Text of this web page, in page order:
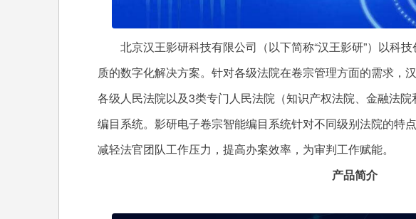
北京汉王影研科技有限公司（以下简称“汉王影研”）以科
质的数字化解决方案。针对各级法院在卷宗管理方面的需求，
各级人民法院以及3类专门人民法院（知识产权法院、金融法
编目系统。影研电子卷宗智能编目系统针对不同级别法院的特
减轻法官团队工作压力，提高办案效率，为审判工作赋能。
产品简介